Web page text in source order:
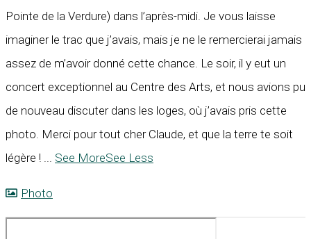
Pointe de la Verdure) dans l’après-midi. Je vous laisse
imaginer le trac que j’avais, mais je ne le remercierai jamais
assez de m’avoir donné cette chance. Le soir, il y eut un
concert exceptionnel au Centre des Arts, et nous avions pu
de nouveau discuter dans les loges, où j’avais pris cette
photo. Merci pour tout cher Claude, et que la terre te soit
légère !
See MoreSee Less
Photo